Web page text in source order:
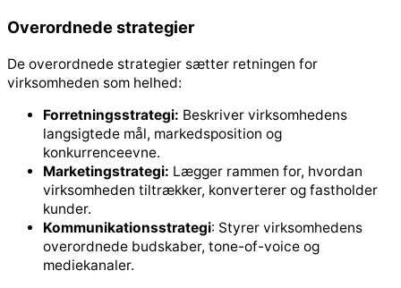
Overordnede strategier
De overordnede strategier sætter retningen for
virksomheden som helhed:
Forretningsstrategi: Beskriver virksomhedens
langsigtede mål, markedsposition og
konkurrenceevne.
Marketingstrategi: Lægger rammen for, hvordan
virksomheden tiltrækker, konverterer og fastholder
kunder.
Kommunikationsstrategi: Styrer virksomhedens
overordnede budskaber, tone-of-voice og
mediekanaler.